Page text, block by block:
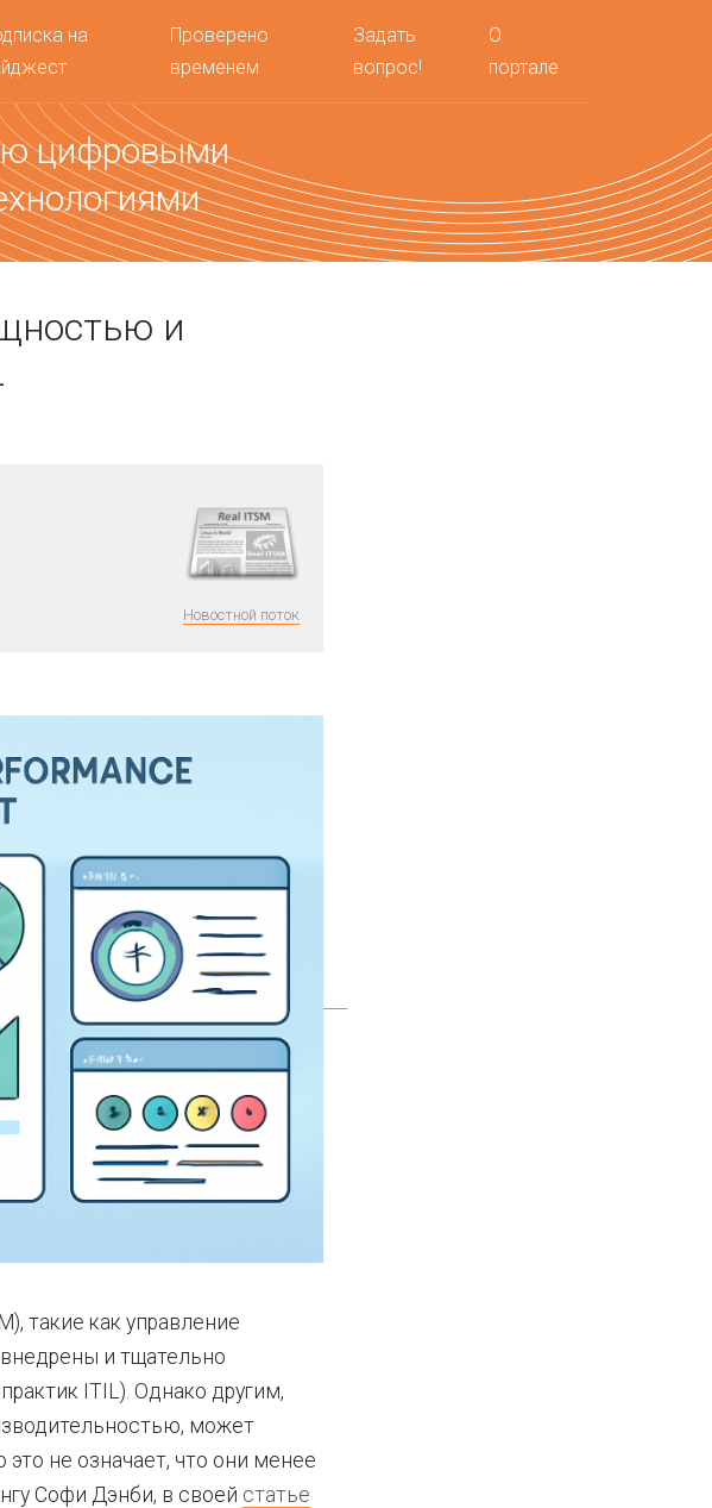
на
Проверено
временем
Задать
вопрос!
О
портале
цифровыми
и
Новостной поток
такие как управление
и тщательно
ITIL). Однако другим,
может
не означает, что они менее
Софи Дэнби, в своей статье